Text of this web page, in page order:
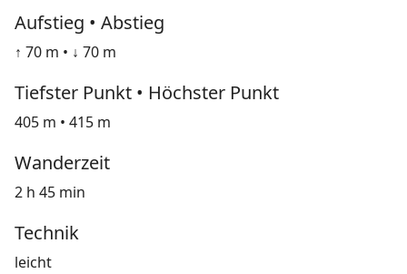
Aufstieg • Abstieg
↑ 70 m • ↓ 70 m
Tiefster Punkt • Höchster Punkt
405 m • 415 m
Wanderzeit
2 h 45 min
Technik
leicht